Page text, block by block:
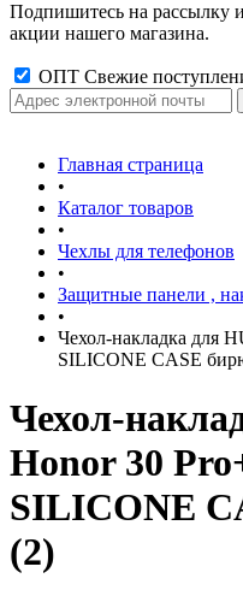
Подпишитесь на рассылку
акции нашего магазина.
ОПТ Свежие
Главная страница
•
Каталог товаров
•
Чехлы для телефонов
•
Защитные панели ,
•
Чехол-накладка для
SILICONE CASE
Чехол-
Honor 30
SILICONE
(2)